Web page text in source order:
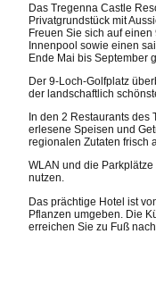
Das Tregenna Castle
Privatgrundstück mit
Freuen Sie sich auf
Innenpool sowie einen
Ende Mai bis September
Der 9-Loch-Golfplatz
der landschaftlich
In den 2 Restaurants des
erlesene Speisen und
regionalen Zutaten frisch
WLAN und die
nutzen.
Das prächtige Hotel ist
Pflanzen umgeben. Die
erreichen Sie zu Fuß